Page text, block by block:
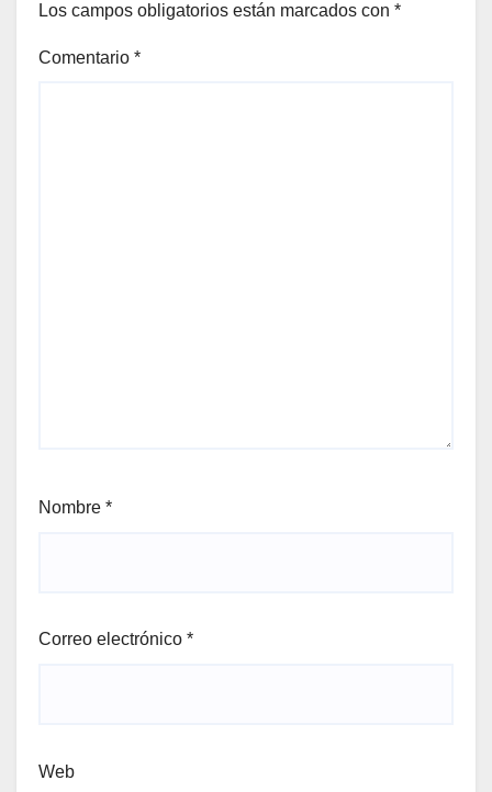
Los campos obligatorios están marcados con *
Comentario *
Nombre *
Correo electrónico *
Web